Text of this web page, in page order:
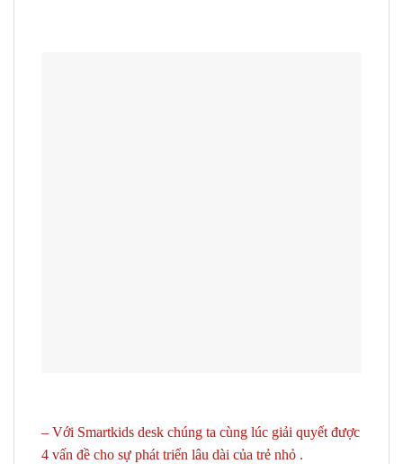
– Với Smartkids desk chúng ta cùng lúc giải quyết được
4 vấn đề cho sự phát triển lâu dài của trẻ nhỏ .